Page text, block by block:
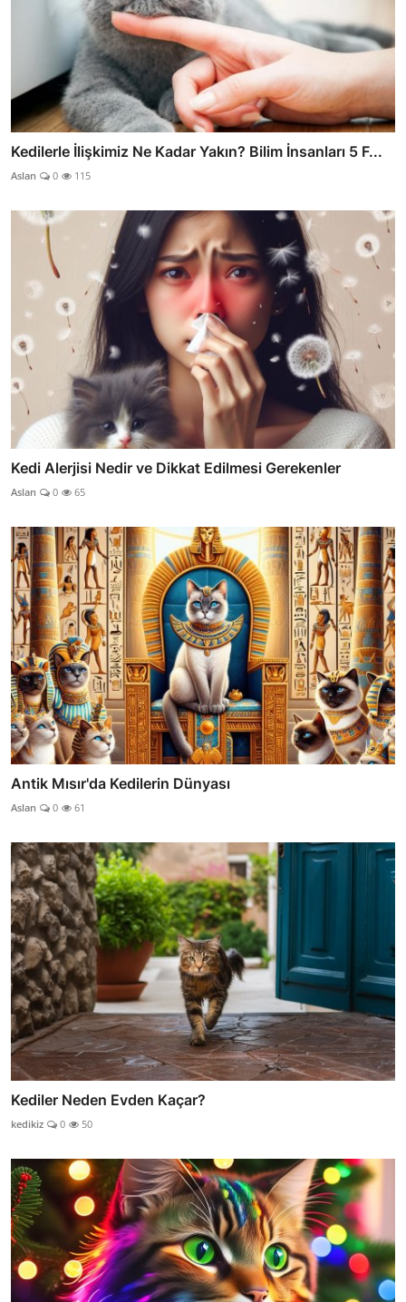
Kedilerle İlişkimiz Ne Kadar Yakın? Bilim İnsanları 5 F...
Aslan 0 115
Kedi Alerjisi Nedir ve Dikkat Edilmesi Gerekenler
Aslan 0 65
Antik Mısır'da Kedilerin Dünyası
Aslan 0 61
Kediler Neden Evden Kaçar?
kedikiz 0 50